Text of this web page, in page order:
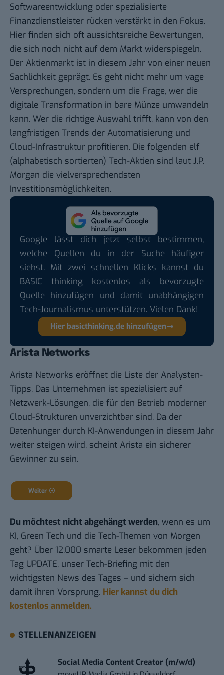
Softwareentwicklung oder spezialisierte
Finanzdienstleister rücken verstärkt in den Fokus.
Hier finden sich oft aussichtsreiche Bewertungen,
die sich noch nicht auf dem Markt widerspiegeln.
Der Aktienmarkt ist in diesem Jahr von einer neuen
Sachlichkeit geprägt. Es geht nicht mehr um vage
Versprechungen, sondern um die Frage, wer die
digitale Transformation in bare Münze umwandeln
kann. Wer die richtige Auswahl trifft, kann von den
langfristigen Trends der Automatisierung und
Cloud-Infrastruktur profitieren. Die folgenden elf
(alphabetisch sortierten) Tech-Aktien sind laut J.P.
Morgan die vielversprechendsten
Investitionsmöglichkeiten.
Google lässt dich jetzt selbst bestimmen,
welche Quellen du in der Suche häufiger
siehst. Mit zwei schnellen Klicks kannst du
BASIC thinking kostenlos als bevorzugte
Quelle hinzufügen und damit unabhängigen
Tech-Journalismus unterstützen. Vielen Dank!
Hier basicthinking.de hinzufügen
Arista Networks
Arista Networks eröffnet die Liste der Analysten-
Tipps. Das Unternehmen ist spezialisiert auf
Netzwerk-Lösungen, die für den Betrieb moderner
Cloud-Strukturen unverzichtbar sind. Da der
Datenhunger durch KI-Anwendungen in diesem Jahr
weiter steigen wird, scheint Arista ein sicherer
Gewinner zu sein.
Weiter
Du möchtest nicht abgehängt werden, wenn es um
KI, Green Tech und die Tech-Themen von Morgen
geht? Über 12.000 smarte Leser bekommen jeden
Tag UPDATE, unser Tech-Briefing mit den
wichtigsten News des Tages – und sichern sich
damit ihren Vorsprung. Hier kannst du dich
kostenlos anmelden.
STELLENANZEIGEN
Social Media Content Creator (m/w/d)